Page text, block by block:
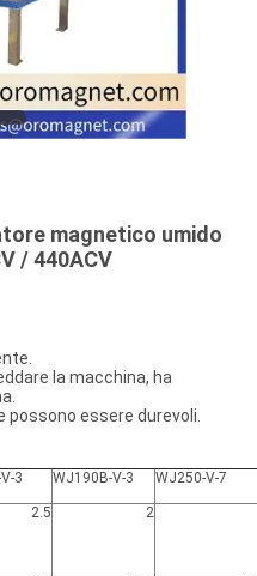
magnetico umido
/ 440ACV
la macchina, ha
possono essere durevoli.
3 WJ190B-V-3 WJ250-V-7
2.5 2